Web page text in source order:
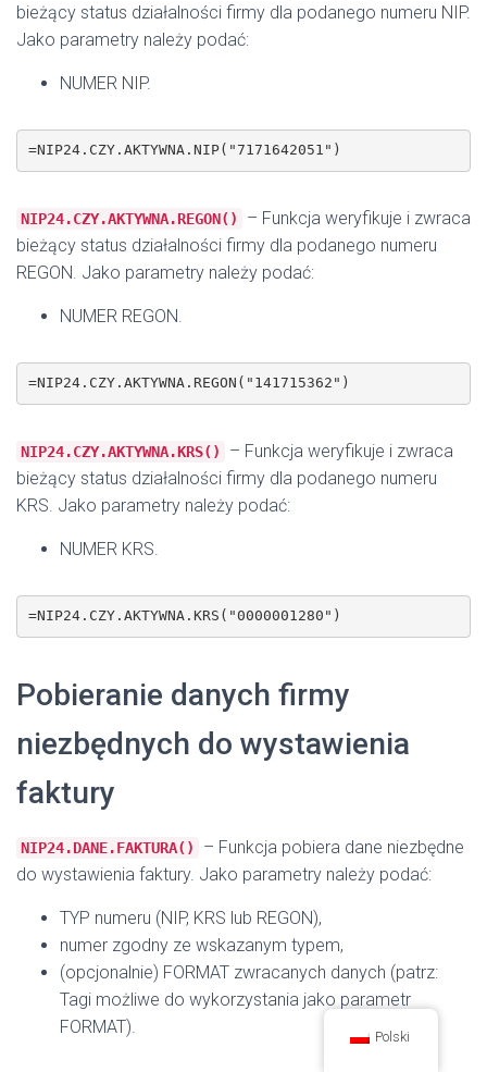
bieżący status działalności firmy dla podanego numeru NIP.
Jako parametry należy podać:
NUMER NIP.
=NIP24.CZY.AKTYWNA.NIP("7171642051")
NIP24.CZY.AKTYWNA.REGON()
– Funkcja weryfikuje i zwraca
bieżący status działalności firmy dla podanego numeru
REGON. Jako parametry należy podać:
NUMER REGON.
=NIP24.CZY.AKTYWNA.REGON("141715362")
NIP24.CZY.AKTYWNA.KRS()
– Funkcja weryfikuje i zwraca
bieżący status działalności firmy dla podanego numeru
KRS. Jako parametry należy podać:
NUMER KRS.
=NIP24.CZY.AKTYWNA.KRS("0000001280")
Pobieranie danych firmy
niezbędnych do wystawienia
faktury
NIP24.DANE.FAKTURA()
– Funkcja pobiera dane niezbędne
do wystawienia faktury. Jako parametry należy podać:
TYP numeru (NIP, KRS lub REGON),
numer zgodny ze wskazanym typem,
(opcjonalnie) FORMAT zwracanych danych (patrz:
Tagi możliwe do wykorzystania jako parametr
FORMAT).
Polski